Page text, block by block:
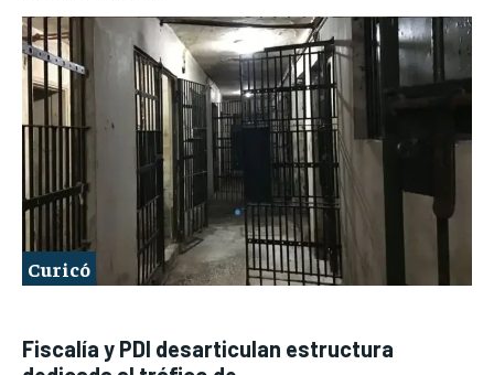
Curicó
Fiscalía y PDI desarticulan estructura